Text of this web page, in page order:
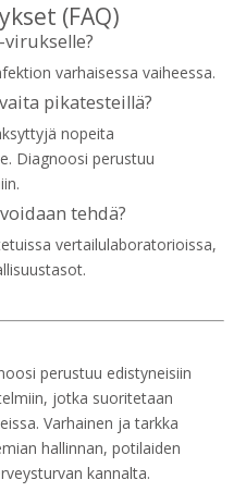
(FAQ)
varhaisessa vaiheessa.
pikatesteillä?
nopeita
Diagnoosi perustuu
tehdä?
vertailulaboratorioissa,
perustuu edistyneisiin
jotka suoritetaan
Varhainen ja tarkka
hallinnan, potilaiden
kannalta.